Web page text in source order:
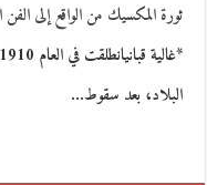
ثورة المكسيك من الواقع إلى الفن
البلاد، بعد سقوط…